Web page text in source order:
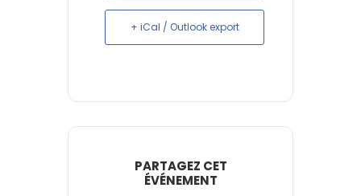
+ iCal / Outlook export
PARTAGEZ CET
ÉVÉNEMENT